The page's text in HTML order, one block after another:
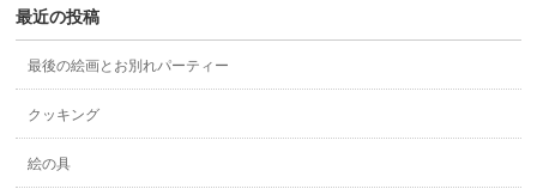
最近の投稿
最後の絵画とお別れパーティー
クッキング
絵の具